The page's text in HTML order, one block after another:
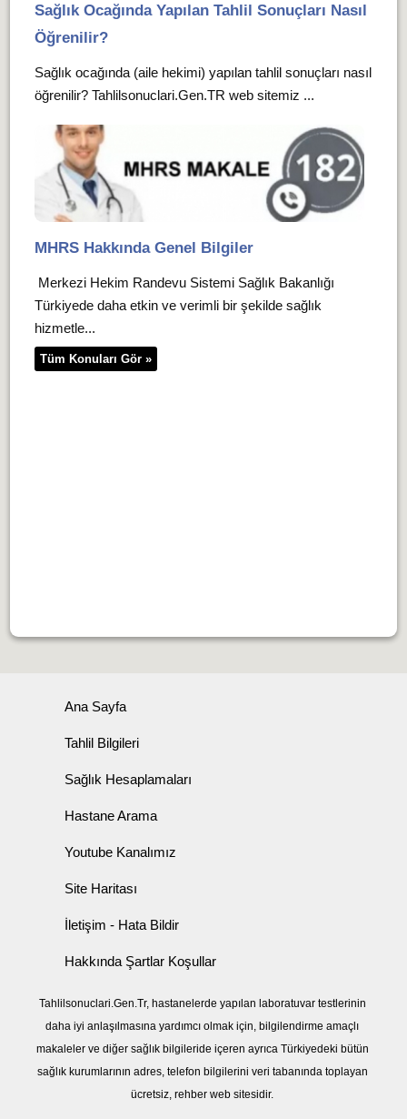
Sağlık Ocağında Yapılan Tahlil Sonuçları Nasıl
Öğrenilir?
Sağlık ocağında (aile hekimi) yapılan tahlil sonuçları nasıl
öğrenilir? Tahlilsonuclari.Gen.TR web sitemiz ...
MHRS Hakkında Genel Bilgiler
Merkezi Hekim Randevu Sistemi Sağlık Bakanlığı
Türkiyede daha etkin ve verimli bir şekilde sağlık
hizmetle...
Tüm Konuları Gör »
Ana Sayfa
Tahlil Bilgileri
Sağlık Hesaplamaları
Hastane Arama
Youtube Kanalımız
Site Haritası
İletişim - Hata Bildir
Hakkında Şartlar Koşullar
Tahlilsonuclari.Gen.Tr, hastanelerde yapılan laboratuvar testlerinin
daha iyi anlaşılmasına yardımcı olmak için, bilgilendirme amaçlı
makaleler ve diğer sağlık bilgileride içeren ayrıca Türkiyedeki bütün
sağlık kurumlarının adres, telefon bilgilerini veri tabanında toplayan
ücretsiz, rehber web sitesidir.